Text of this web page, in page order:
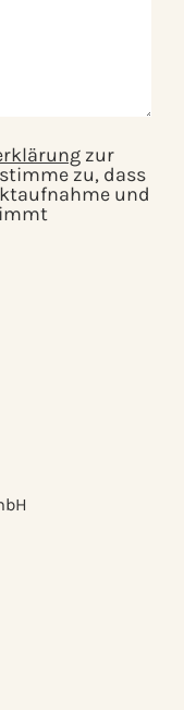
zur
zu, dass
und